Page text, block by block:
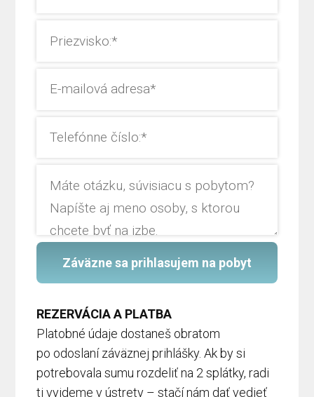
Záväzne sa prihlasujem na pobyt
REZERVÁCIA A PLATBA
Platobné údaje dostaneš obratom
po odoslaní záväznej prihlášky. Ak by si
potrebovala sumu rozdeliť na 2 splátky, radi
ti vyjdeme v ústrety – stačí nám dať vedieť